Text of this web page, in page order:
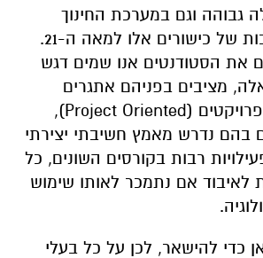
גבוהה וגם במערכת החינוך
הבינו את החשיבות של כישורים אלו למאה ה-21.
את הסטודנטים אנו שמים דגש
מציבים בפניהם אתגרים
(
Project Oriented
),
בהם נדרש מאמץ חשיבתי יצירתי
רבות בקורסים השונים, כל
לאיבוד אם נתמכר לאותו שימוש
כדי להישאר, לכן על כל בעלי